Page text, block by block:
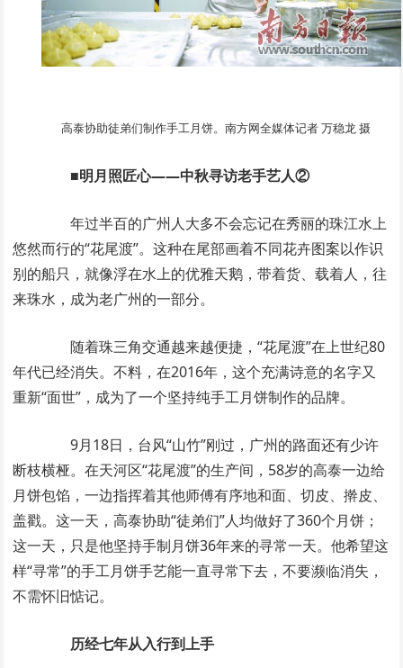
高泰协助徒弟们制作手工月饼。南方网全媒体记者 万稳龙 摄
■明月照匠心——中秋寻访老手艺人②
年过半百的广州人大多不会忘记在秀丽的珠江水上
悠然而行的“花尾渡”。这种在尾部画着不同花卉图案以作识
别的船只，就像浮在水上的优雅天鹅，带着货、载着人，往
来珠水，成为老广州的一部分。
随着珠三角交通越来越便捷，“花尾渡”在上世纪80
年代已经消失。不料，在2016年，这个充满诗意的名字又
重新“面世”，成为了一个坚持纯手工月饼制作的品牌。
9月18日，台风“山竹”刚过，广州的路面还有少许
断枝横桠。在天河区“花尾渡”的生产间，58岁的高泰一边给
月饼包馅，一边指挥着其他师傅有序地和面、切皮、擀皮、
盖戳。这一天，高泰协助“徒弟们”人均做好了360个月饼；
这一天，只是他坚持手制月饼36年来的寻常一天。他希望这
样“寻常”的手工月饼手艺能一直寻常下去，不要濒临消失，
不需怀旧惦记。
历经七年从入行到上手